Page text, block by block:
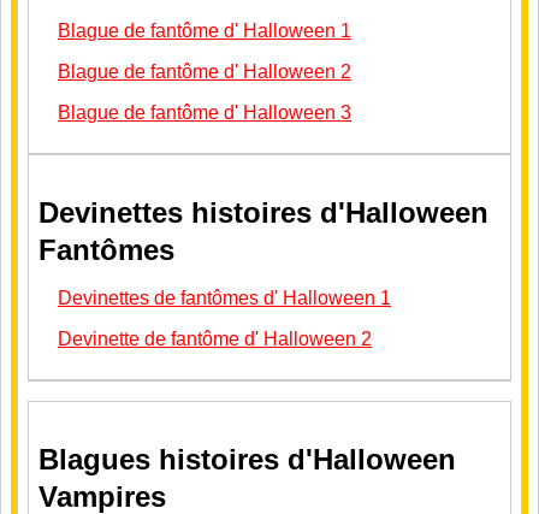
Blague de fantôme d' Halloween 1
Blague de fantôme d' Halloween 2
Blague de fantôme d' Halloween 3
Devinettes histoires d'Halloween
Fantômes
Devinettes de fantômes d' Halloween 1
Devinette de fantôme d' Halloween 2
Blagues histoires d'Halloween
Vampires